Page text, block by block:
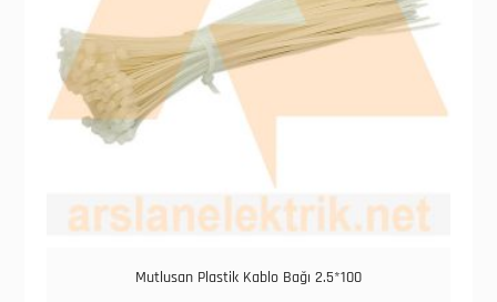
Mutlusan Plastik Kablo Bağı 2.5*100